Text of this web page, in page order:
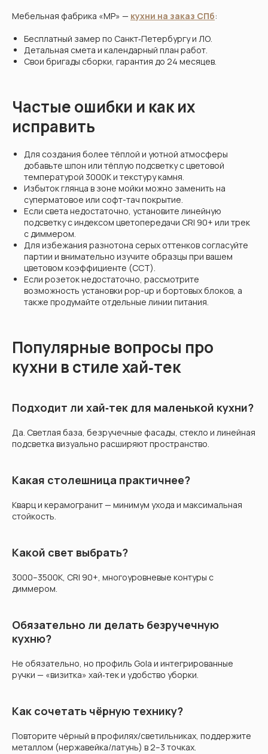
Мебельная фабрика «МР» — кухни на заказ СПб:
Бесплатный замер по Санкт‑Петербургу и ЛО.
Детальная смета и календарный план работ.
Свои бригады сборки, гарантия до 24 месяцев.
Частые ошибки и как их
исправить
Для создания более тёплой и уютной атмосферы
добавьте шпон или тёплую подсветку с цветовой
температурой 3000К и текстуру камня.
Избыток глянца в зоне мойки можно заменить на
суперматовое или софт-тач покрытие.
Если света недостаточно, установите линейную
подсветку с индексом цветопередачи CRI 90+ или трек
с диммером.
Для избежания разнотона серых оттенков согласуйте
партии и внимательно изучите образцы при вашем
цветовом коэффициенте (CCT).
Если розеток недостаточно, рассмотрите
возможность установки pop-up и бортовых блоков, а
также продумайте отдельные линии питания.
Популярные вопросы про
кухни в стиле хай‑тек
Подходит ли хай‑тек для маленькой кухни?
Да. Светлая база, безручечные фасады, стекло и линейная
подсветка визуально расширяют пространство.
Какая столешница практичнее?
Кварц и керамогранит — минимум ухода и максимальная
стойкость.
Какой свет выбрать?
3000–3500К, CRI 90+, многоуровневые контуры с
диммером.
Обязательно ли делать безручечную
кухню?
Не обязательно, но профиль Gola и интегрированные
ручки — «визитка» хай‑тек и удобство уборки.
Как сочетать чёрную технику?
Повторите чёрный в профилях/светильниках, поддержите
металлом (нержавейка/латунь) в 2–3 точках.